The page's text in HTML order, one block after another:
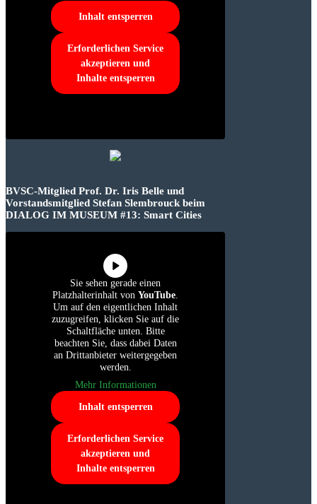
Inhalt entsperren
Erforderlichen Service
akzeptieren und
Inhalte entsperren
BVSC-Mitglied Prof. Dr. Iris Belle und
Vorstandsmitglied Stefan Slembrouck beim
DIALOG IM MUSEUM #13: Smart Cities
Sie sehen gerade einen
Platzhalterinhalt von YouTube.
Um auf den eigentlichen Inhalt
zuzugreifen, klicken Sie auf die
Schaltfläche unten. Bitte
beachten Sie, dass dabei Daten
an Drittanbieter weitergegeben
werden.
Mehr Informationen
Inhalt entsperren
Erforderlichen Service
akzeptieren und
Inhalte entsperren